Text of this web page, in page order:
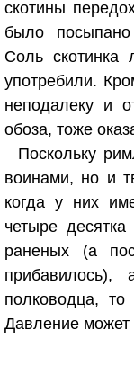
скотины
было
Соль скотинка
употребили.
неподалеку и
обоза, тоже
Поскольку
воинами, но и
когда у них
четыре
раненых (а
полководца,
Давление может